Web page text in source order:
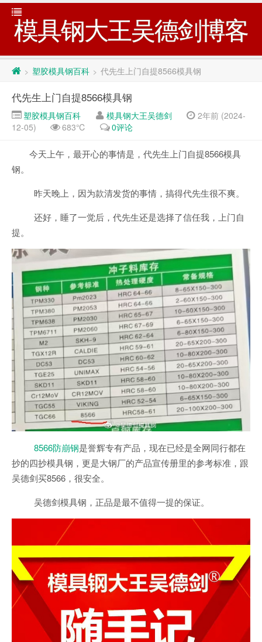
模具钢大王吴德剑博客
> 塑胶模具钢百科 > 代先生上门自提8566模具钢
代先生上门自提8566模具钢
塑胶模具钢百科 模具钢大王吴德剑
2年前 (2024-
12-05)
683℃ 0评论
今天上午，最开心的事情是，代先生上门自提8566模具
钢。
昨天晚上，因为款清发货的事情，搞得代先生很不爽。
还好，睡了一觉后，代先生还是选择了信任我，上门自
提。
8566防崩钢是誉辉专有产品，现在已经是全网同行都在
抄的四抄模具钢，更是大钢厂的产品宣传册里的参考标准，跟
吴德剑买8566，很安全。
吴德剑模具钢，正品是最不值得一提的保证。